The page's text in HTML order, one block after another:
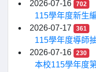
2026-07-16 702
115學年度新生
2026-07-17
361
115學年度導師
2026-07-16
230
本校115學年度